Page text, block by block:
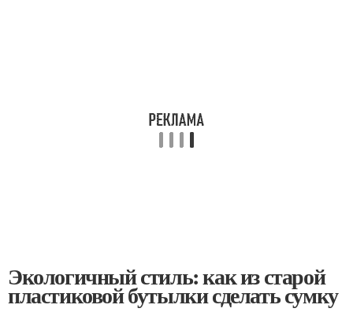
Экологичный стиль: как из старой
пластиковой бутылки сделать сумку